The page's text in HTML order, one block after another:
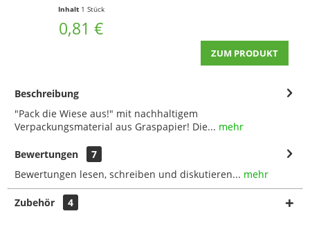
Inhalt 1 Stück
0,81 €
ZUM PRODUKT
Beschreibung
"Pack die Wiese aus!" mit nachhaltigem
Verpackungsmaterial aus Graspapier! Die... mehr
Bewertungen
7
Bewertungen lesen, schreiben und diskutieren... mehr
Zubehör 4